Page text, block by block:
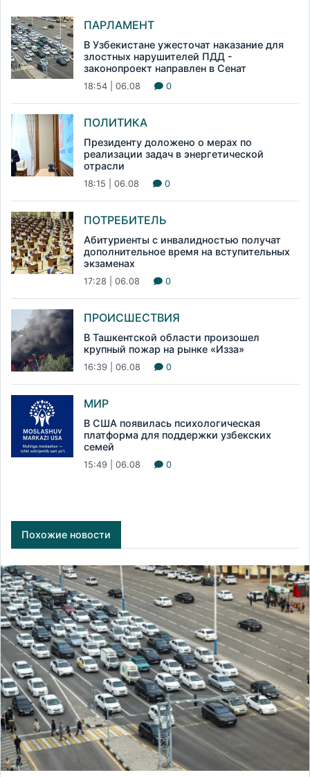
ПАРЛАМЕНТ
В Узбекистане ужесточат наказание для
злостных нарушителей ПДД -
законопроект направлен в Сенат
18:54 | 06.08 0
ПОЛИТИКА
Президенту доложено о мерах по
реализации задач в энергетической
отрасли
18:15 | 06.08 0
ПОТРЕБИТЕЛЬ
Абитуриенты с инвалидностью получат
дополнительное время на вступительных
экзаменах
17:28 | 06.08 0
ПРОИСШЕСТВИЯ
В Ташкентской области произошел
крупный пожар на рынке «Изза»
16:39 | 06.08 0
МИР
В США появилась психологическая
платформа для поддержки узбекских
семей
15:49 | 06.08 0
Похожие новости